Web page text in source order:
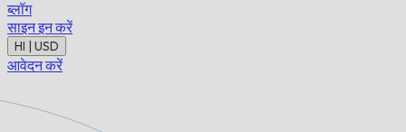
ब्लॉग
साइन इन करें
HI | USD
आवेदन करें